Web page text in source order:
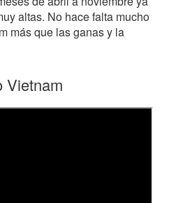
altas. No hace falta mucho
más que las ganas y la
Vietnam